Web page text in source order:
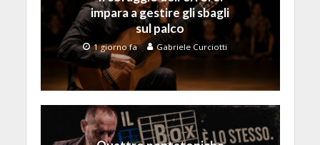
impara a gestire gli sbagli
sul palco
1 giorno fa Gabriele Curciotti